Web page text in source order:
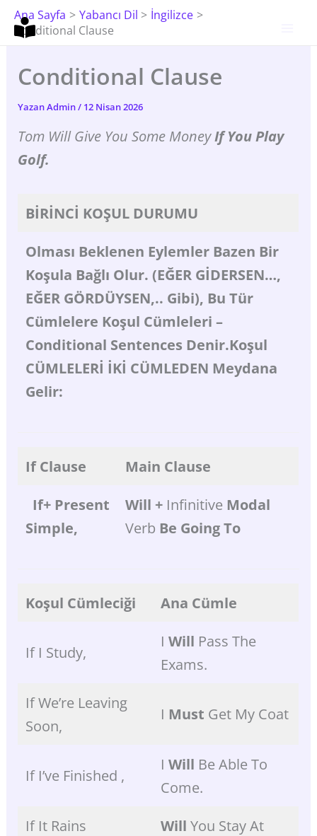
İçeriğe
Atla
Ana Sayfa Yabancı Dil
İngilizce
Conditional Clause
Conditional Clause
YazanAdmin/ 12 Nisan 2026
Tom Will Give You Some MoneyIf You Play
Golf.
BİRİNCİ KOŞUL DURUMU
Olması Beklenen Eylemler Bazen Bir
Koşula Bağlı Olur. (EĞER GİDERSEN…,
EĞER GÖRDÜYSEN,.. Gibi), Bu Tür
Cümlelere Koşul Cümleleri –
Conditional Sentences Denir.Koşul
CÜMLELERİ İKİ CÜMLEDEN Meydana
Gelir:
IfClause Main Clause
If+ Present
Simple,
Will + Infinitive Modal
Verb Be GoingTo
Koşul Cümleciği Ana Cümle
If I Study,
I Will Pass The
Exams.
If We’re Leaving
Soon,
I Must Get My Coat
If I’ve Finished ,
I Will Be Able To
Come.
If It Rains
Will You Stay At